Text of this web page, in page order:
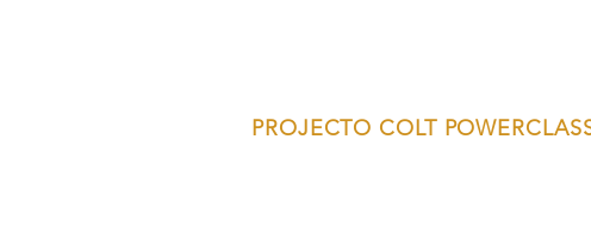
PROJECTO COLT